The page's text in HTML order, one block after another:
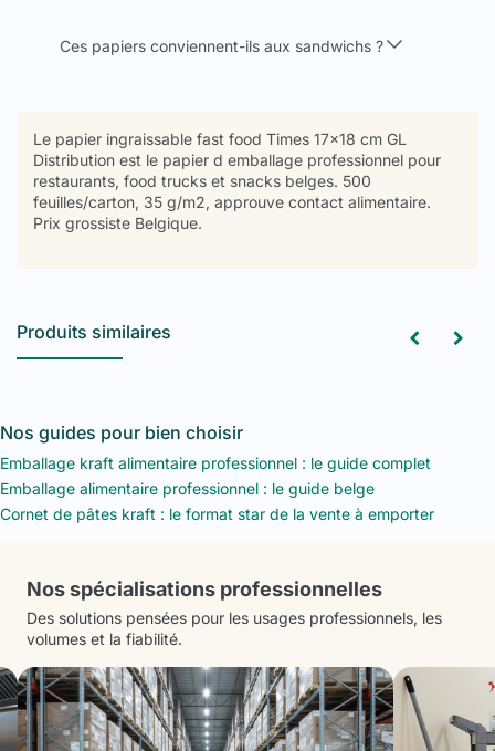
Ces papiers conviennent-ils aux sandwichs ?
Le papier ingraissable fast food Times 17x18 cm GL
Distribution est le papier d emballage professionnel pour
restaurants, food trucks et snacks belges. 500
feuilles/carton, 35 g/m2, approuve contact alimentaire.
Prix grossiste Belgique.
Produits similaires
Nos guides pour bien choisir
Emballage kraft alimentaire professionnel : le guide complet
Emballage alimentaire professionnel : le guide belge
Cornet de pâtes kraft : le format star de la vente à emporter
Nos spécialisations professionnelles
Des solutions pensées pour les usages professionnels, les
volumes et la fiabilité.